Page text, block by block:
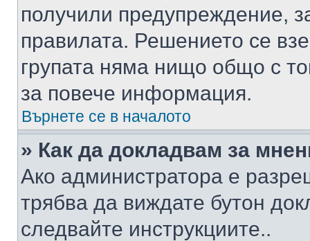
получили предупреждение,
правилата. Решението се
групата няма нищо общо с
за повече информация.
Върнете се в началото
» Как да докладвам за
Ако администратора е
трябва да виждате бутон
следвайте инструкциите..